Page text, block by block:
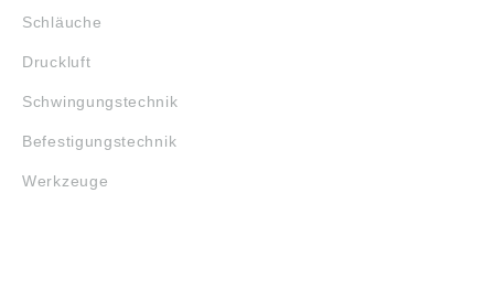
Schläuche
Druckluft
Schwingungstechnik
Befestigungstechnik
Werkzeuge